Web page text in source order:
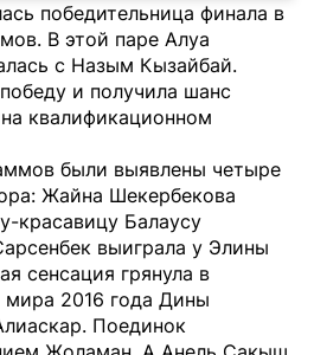
победительница финала в
В этой паре Алуа
с Назым Кызайбай.
и получила шанс
квалификационном
были выявлены четыре
Жайна Шекербекова
красавицу Балаусу
выиграла у Элины
сенсация грянула в
мира 2016 года Дины
Поединок